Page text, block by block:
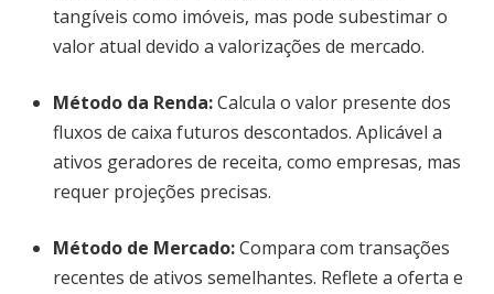
tangíveis como imóveis, mas pode subestimar o
valor atual devido a valorizações de mercado.
Método da Renda:Calcula o valor presente dos
fluxos de caixa futuros descontados. Aplicável a
ativos geradores de receita, como empresas, mas
requer projeções precisas.
Método de Mercado:Compara com transações
recentes de ativos semelhantes. Reflete a oferta e